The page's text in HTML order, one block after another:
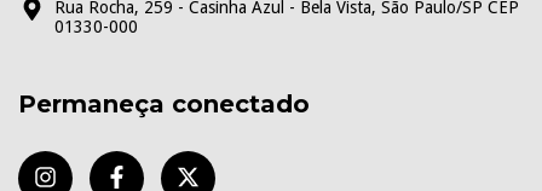
Rua Rocha, 259 - Casinha Azul - Bela Vista, São Paulo/SP CEP
01330-000
Permaneça conectado